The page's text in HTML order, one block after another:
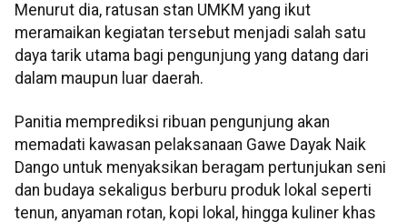
Menurut dia, ratusan stan UMKM yang ikut
meramaikan kegiatan tersebut menjadi salah satu
daya tarik utama bagi pengunjung yang datang dari
dalam maupun luar daerah.
Panitia memprediksi ribuan pengunjung akan
memadati kawasan pelaksanaan Gawe Dayak Naik
Dango untuk menyaksikan beragam pertunjukan seni
dan budaya sekaligus berburu produk lokal seperti
tenun, anyaman rotan, kopi lokal, hingga kuliner khas